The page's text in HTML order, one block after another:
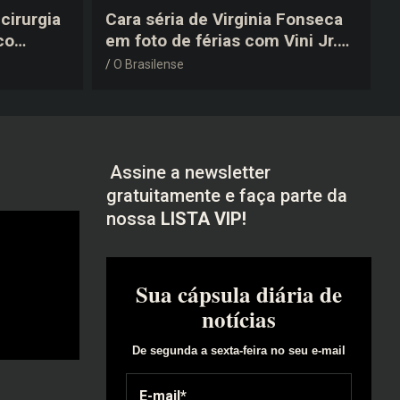
a
Cara séria de Virginia Fonseca
em foto de férias com Vini Jr.
vira piada na web: “Não
O Brasilense
Assine a newsletter
gratuitamente e faça parte da
nossa LISTA VIP!
Sua cápsula diária de
notícias
De segunda a sexta-feira no seu e-mail